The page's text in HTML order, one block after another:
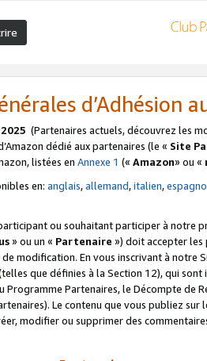
d’Adhésion
(Partenaires actuels, découvrez les
dédié aux partenaires (le « Site
listées en Annexe 1 (« Amazon» ou «
en: anglais,allemand,italien,
ou souhaitant participer à notre
» ou un « Partenaire ») doit accepter les
modification. En vous inscrivant à notre
que définies à la Section 12), qui
Programme Partenaires, le Décompte de
Le contenu que vous publiez
modifier ou supprimer des